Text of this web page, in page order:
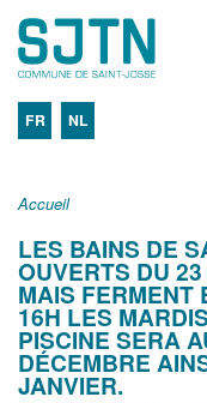
FR NL
Accueil
LES BAINS DE
OUVERTS DU
MAIS FERMENT
16H LES
PISCINE SERA
DÉCEMBRE
JANVIER.